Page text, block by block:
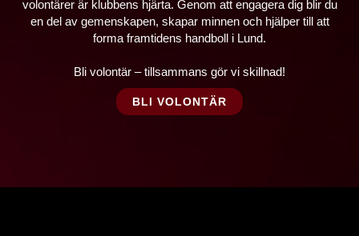
volontärer är klubbens hjärta. Genom att engagera dig blir du
en del av gemenskapen, skapar minnen och hjälper till att
forma framtidens handboll i Lund.
Bli volontär – tillsammans gör vi skillnad!
BLI VOLONTÄR